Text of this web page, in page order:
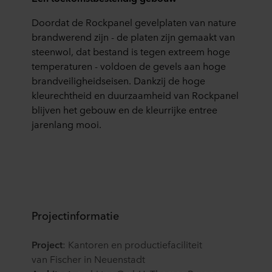
Doordat de Rockpanel gevelplaten van nature
brandwerend zijn - de platen zijn gemaakt van
steenwol, dat bestand is tegen extreem hoge
temperaturen - voldoen de gevels aan hoge
brandveiligheidseisen. Dankzij de hoge
kleurechtheid en duurzaamheid van Rockpanel
blijven het gebouw en de kleurrijke entree
jarenlang mooi.
Projectinformatie
Project: Kantoren en productiefaciliteit
van Fischer in Neuenstadt